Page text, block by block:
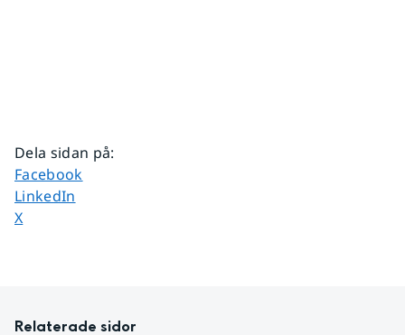
Dela sidan på:
Dela sidan på
Facebook
Dela sidan på
LinkedIn
Dela sidan på
X
Relaterade sidor